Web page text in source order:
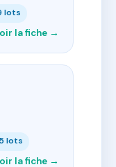
lots
la fiche →
lots
la fiche →